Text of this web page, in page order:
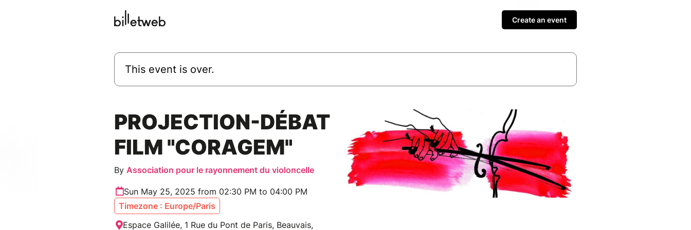
Create an event
This event is over.
PROJECTION-DÉBAT
FILM "CORAGEM"
By Association pour le rayonnement du violoncelle
Sun May 25, 2025 from 02:30 PM to 04:00 PM
Timezone : Europe/Paris
Espace Galilée, 1 Rue du Pont de Paris, Beauvais,